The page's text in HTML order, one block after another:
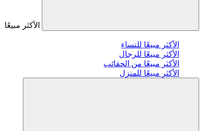
الأكثر مبيعًا
الأكثر مبيعًا للنساء
الأكثر مبيعًا للرجال
الأكثر مبيعًا من الحقائب
الأكثر مبيعًا للمنزل